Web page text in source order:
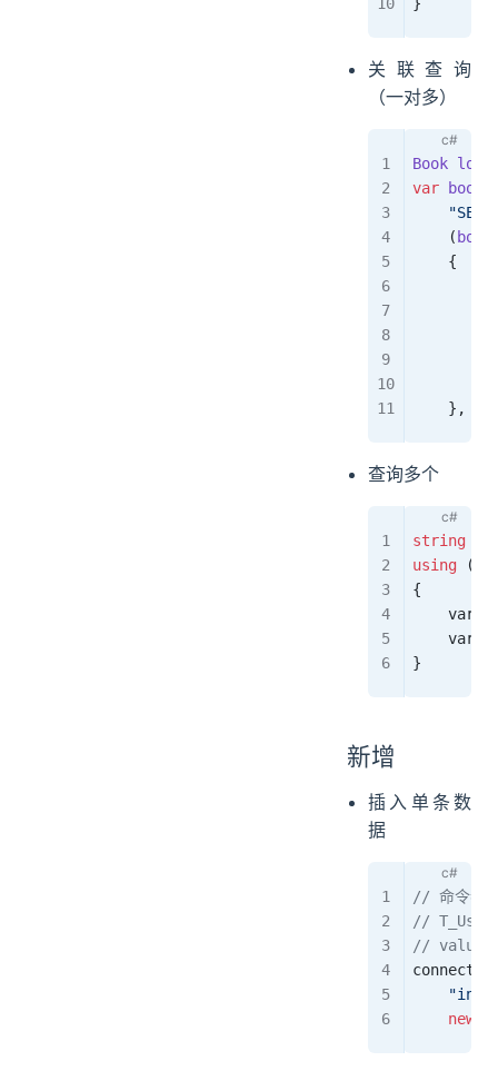
关联查询
（一对多）
Book
var book
    (
book
    {
    },
查询多个
string
using (
{
    var
    var
}
新增
插入单条数
据
// 命令参数
//
//
    new